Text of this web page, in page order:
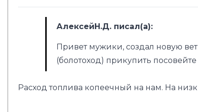
АлексейН.Д. писал(а):
Привет мужики, создал новую
(болотоход) прикупить посовейте
Расход топлива копеечный на нам. На